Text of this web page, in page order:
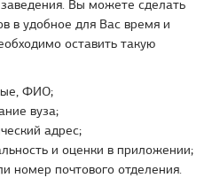
Вы можете сделать
в удобное для Вас время и
оставить такую
ФИО;
вуза;
адрес;
и оценки в приложении;
номер почтового отделения.